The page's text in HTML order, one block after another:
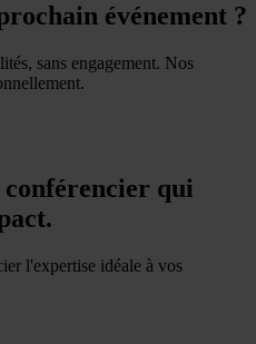
événement ?
sans engagement. Nos
qui
l'expertise idéale à vos